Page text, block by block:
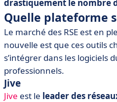
drastiquement le nombre
Quelle plateforme
Le marché des RSE est en
nouvelle est que ces outils
s’intégrer dans les logiciels
professionnels.
Jive
Jive est le leader des